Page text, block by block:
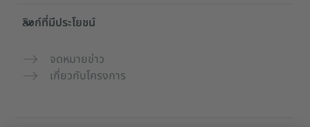
ลิงก์ที่มีประโยชน์
จดหมายข่าว
เกี่ยวกับโครงการ